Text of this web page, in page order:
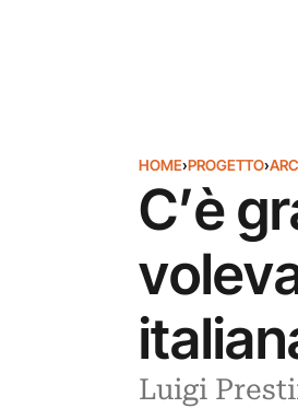
HOME›PROGETTO›
C’è
Luigi